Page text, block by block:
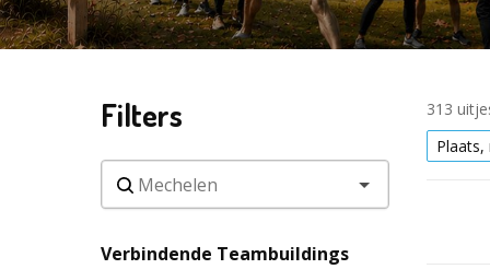
Filters
Verbindende Teambuildings
313